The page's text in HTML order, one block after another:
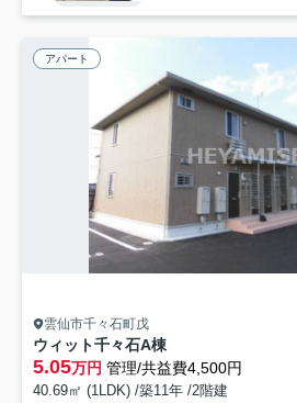
アパート
雲仙市千々石町戊
ウィット千々石A棟
5.05万円 管理/共益費4,500円
40.69㎡ (1LDK) /築11年 /2階建